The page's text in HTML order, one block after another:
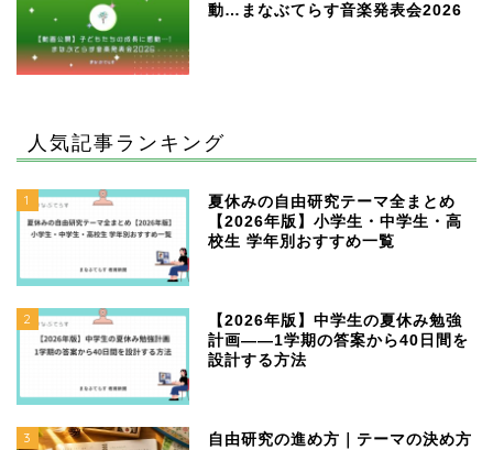
動…まなぶてらす音楽発表会2026
人気記事ランキング
1
夏休みの自由研究テーマ全まとめ
【2026年版】小学生・中学生・高
校生 学年別おすすめ一覧
2
【2026年版】中学生の夏休み勉強
計画——1学期の答案から40日間を
設計する方法
3
自由研究の進め方｜テーマの決め方